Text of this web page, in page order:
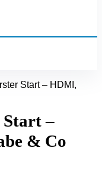
Start – HDMI,
Start –
& Co